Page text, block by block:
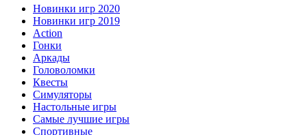
Новинки игр 2020
Новинки игр 2019
Action
Гонки
Аркады
Головоломки
Квесты
Симуляторы
Настольные игры
Самые лучшие игры
Спортивные